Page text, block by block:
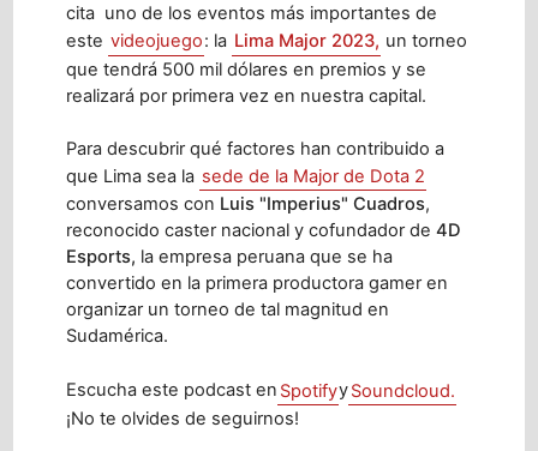
cita uno de los eventos más importantes de
este videojuego: la Lima Major 2023, un torneo
que tendrá 500 mil dólares en premios y se
realizará por primera vez en nuestra capital.
Para descubrir qué factores han contribuido a
que Lima sea la sede de la Major de Dota 2
conversamos con Luis "Imperius" Cuadros,
reconocido caster nacional y cofundador de4D
Esports, la empresa peruana que se ha
convertido en la primera productora gamer en
organizar un torneo de tal magnitud en
Sudamérica.
Escucha este podcast en SpotifyySoundcloud.
¡No te olvides de seguirnos!